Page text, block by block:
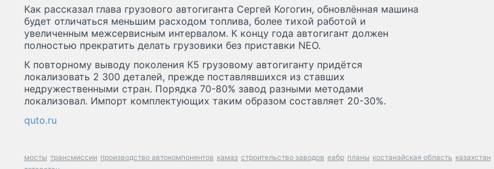
Как рассказал глава грузового автогиганта Сергей Когогин, обновлённая машина
будет отличаться меньшим расходом топлива, более тихой работой и
увеличенным межсервисным интервалом. К концу года автогигант должен
полностью прекратить делать грузовики без приставки NEO.
К повторному выводу поколения К5 грузовому автогиганту придётся
локализовать 2 300 деталей, прежде поставлявшихся из ставших
недружественными стран. Порядка 70-80% завод разными методами
локализовал. Импорт комплектующих таким образом составляет 20-30%.
quto.ru
мосты трансмиссии производство автокомпонентов камаз строительство заводов еабр планы костанайская область казахстан